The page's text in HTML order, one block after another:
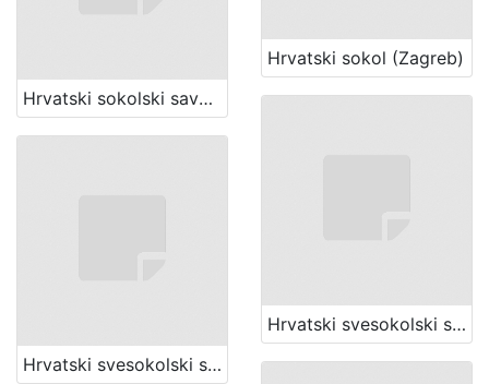
Hrvatski sokol (Zagreb)
Hrvatski sokolski savez (Zagreb)
Hrvatski svesokolski slet (1 ; 1906 ; Zagreb)
Hrvatski svesokolski slet (2 ; 1911 ; Zagreb)